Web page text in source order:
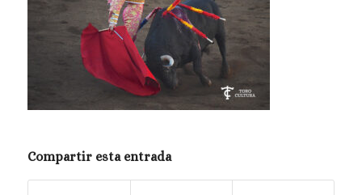
Compartir esta entrada